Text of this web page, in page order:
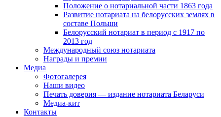
Положение о нотариальной части 1863 года
Развитие нотариата на белорусских землях в
составе Польши
Белорусский нотариат в период с 1917 по
2013 год
Международный союз нотариата
Награды и премии
Медиа
Фотогалерея
Наши видео
Печать доверия — издание нотариата Беларуси
Медиа-кит
Контакты